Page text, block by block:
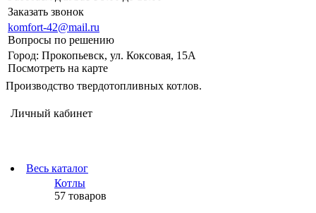
Заказать звонок
komfort-42@mail.ru
Вопросы по решению
Город: Прокопьевск, ул. Коксовая, 15А
Посмотреть на карте
Производство твердотопливных котлов.
Личный кабинет
Весь каталог
Котлы
57 товаров